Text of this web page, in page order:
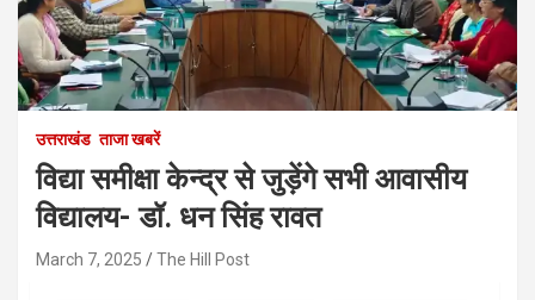
उत्तराखंड ताजा खबरें
विद्या समीक्षा केन्द्र से जुड़ेंगे सभी आवासीय
विद्यालय- डॉ. धन सिंह रावत
March 7, 2025 The Hill Post